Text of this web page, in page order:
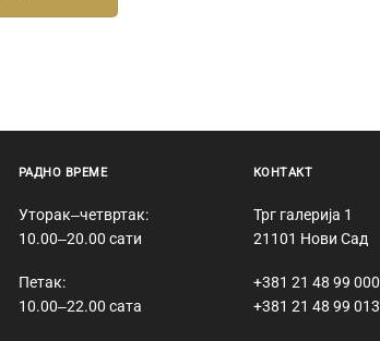
РАДНО ВРЕМЕ
Уторак‒четвртак:
10.00‒20.00 сати
Петак:
10.00‒22.00 сата
КОНТАКТ
Трг галерија 1
21101 Нови Сад
+381 21 48 99 000
+381 21 48 99 013